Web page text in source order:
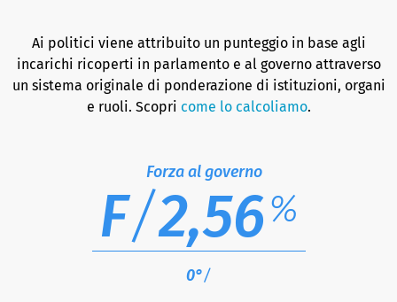
Ai politici viene attribuito un punteggio in base agli
incarichi ricoperti in parlamento e al governo attraverso
un sistema originale di ponderazione di istituzioni, organi
e ruoli. Scopri come lo calcoliamo.
Forza al governo
F/2,56%
0°/